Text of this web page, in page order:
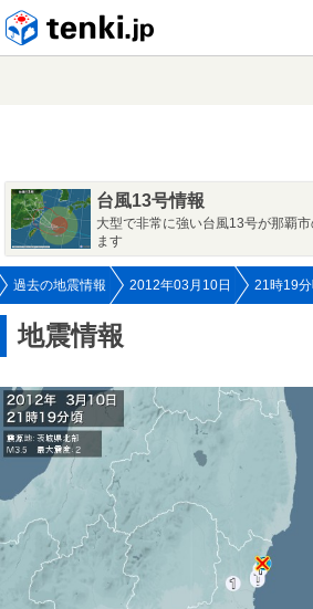
台風13号情報
大型で非常に強い台風13号が那覇
ます
過去の地震情報 2012年03月10日 21時19
地震情報